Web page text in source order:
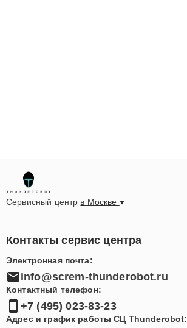
Сервисный центр в Москве
Контакты сервис центра
Электронная почта:
info@screm-thunderobot.ru
Контактный телефон:
+7 (495) 023-83-23
Адрес и график работы СЦ Thunderobot: